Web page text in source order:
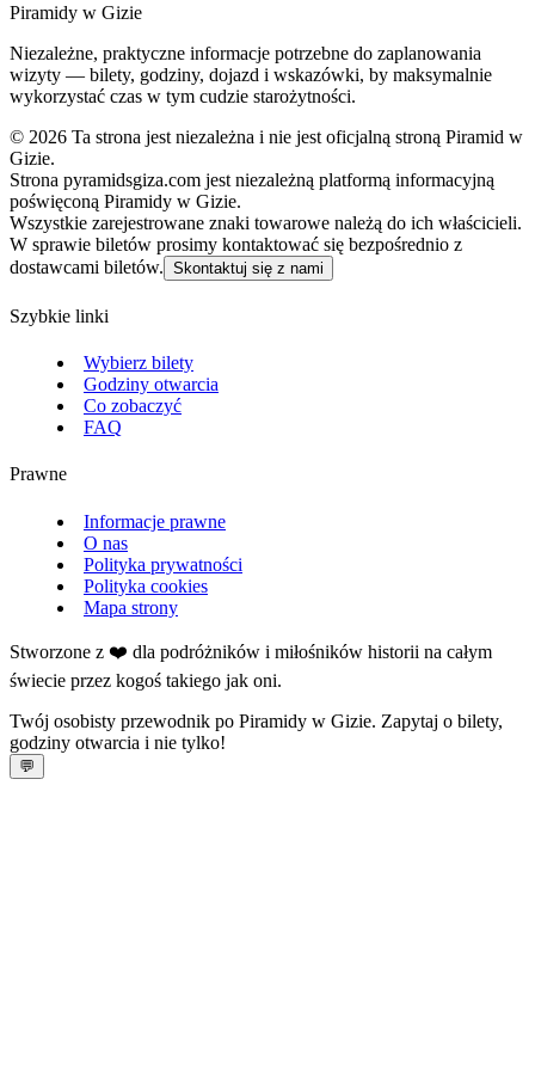
Piramidy w Gizie
Niezależne, praktyczne informacje potrzebne do zaplanowania
wizyty — bilety, godziny, dojazd i wskazówki, by maksymalnie
wykorzystać czas w tym cudzie starożytności.
© 2026 Ta strona jest niezależna i nie jest oficjalną stroną Piramid w
Gizie.
Strona pyramidsgiza.com jest niezależną platformą informacyjną
poświęconą Piramidy w Gizie.
Wszystkie zarejestrowane znaki towarowe należą do ich właścicieli.
W sprawie biletów prosimy kontaktować się bezpośrednio z
dostawcami biletów. Skontaktuj się z nami
Szybkie linki
Wybierz bilety
Godziny otwarcia
Co zobaczyć
FAQ
Prawne
Informacje prawne
O nas
Polityka prywatności
Polityka cookies
Mapa strony
Stworzone z ❤️ dla podróżników i miłośników historii na całym
świecie przez kogoś takiego jak oni.
Twój osobisty przewodnik po Piramidy w Gizie. Zapytaj o bilety,
godziny otwarcia i nie tylko!
💬